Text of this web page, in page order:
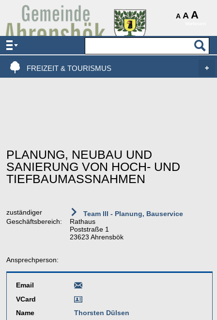
A A A
AKTUELLES & SERVICE
VERWALTUNG & POLITIK
FREIZEIT & TOURISMUS
PLANUNG, NEUBAU UND
SANIERUNG VON HOCH- UND
TIEFBAUMASSNAHMEN
zuständiger
Geschäftsbereich:
Team III - Planung, Bauservice
Rathaus
Poststraße 1
23623 Ahrensbök
Ansprechperson:
Email
VCard
Name
Thorsten Dülsen